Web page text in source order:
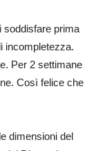
soddisfare prima
incompletezza.
Per 2 settimane
Così felice che
dimensioni del